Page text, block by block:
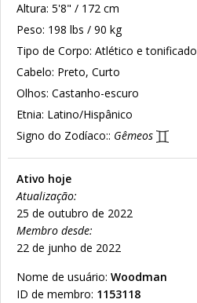
Altura: 5'8" / 172 cm
Peso: 198 lbs / 90 kg
Tipo de Corpo: Atlético e tonificado
Cabelo: Preto, Curto
Olhos: Castanho-escuro
Etnia: Latino/Hispânico
Signo do Zodíaco:: Gêmeos
Ativo hoje
Atualização:
25 de outubro de 2022
Membro desde:
22 de junho de 2022
Nome de usuário: Woodman
ID de membro: 1153118